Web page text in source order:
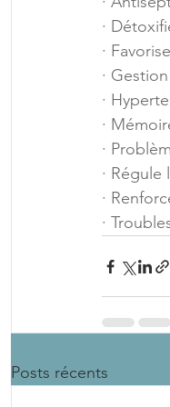
·
·
·
·
·
·
·
·
·
Posts récents